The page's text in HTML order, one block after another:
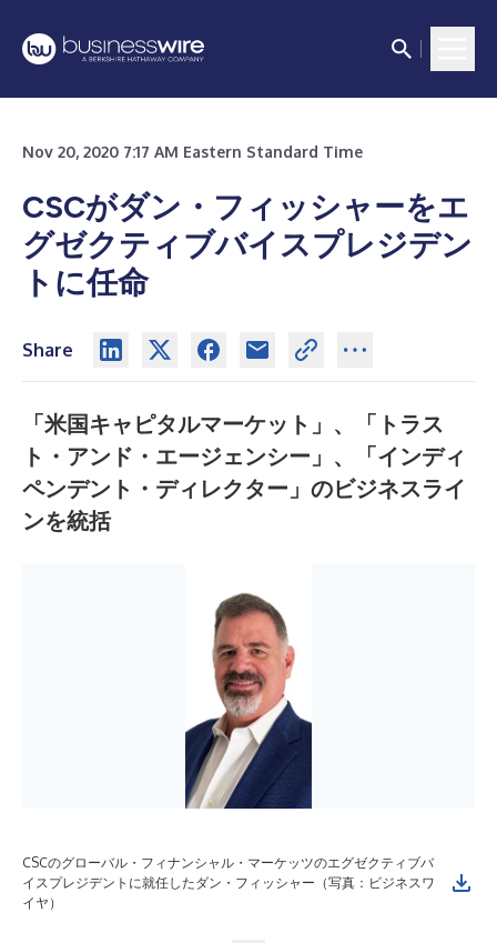
Nov 20, 2020 7:17 AM Eastern Standard Time
CSCがダン・フィッシャーをエ
グゼクティブバイスプレジデン
トに任命
Share
「米国キャピタルマーケット」、「トラス
ト・アンド・エージェンシー」、「インディ
ペンデント・ディレクター」のビジネスライ
ンを統括
CSCのグローバル・フィナンシャル・マーケッツのエグゼクティブバ
イスプレジデントに就任したダン・フィッシャー（写真：ビジネスワ
イヤ）